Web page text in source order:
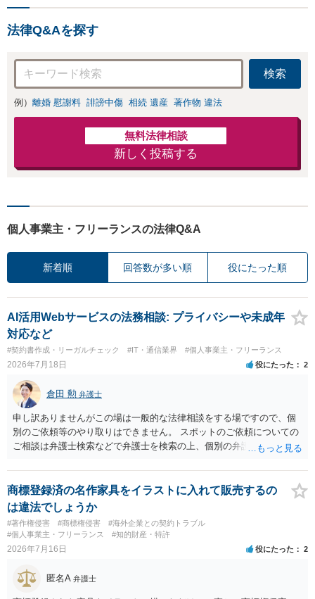
法律Q&Aを探す
検索
例） 離婚 慰謝料 誹謗中傷 相続 遺産 著作物 違法
無料法律相談
新しく投稿する
個人事業主・フリーランスの法律Q&A
新着順 回答数が多い順 役にたった順
AI活用Webサービスの法務相談: プライバシーや未成年
対応など
#契約書作成・リーガルチェック #IT・通信業界 #個人事業主・フリーランス
2026年7月18日 役にたった 2
倉田 勲 弁護士
申し訳ありませんがこの場は一般的な法律相談をする場ですので、個
別のご依頼等のやり取りはできません。 スポットのご依頼についての
ご相談は弁護士検索などで弁護士を検索の上、個別の弁護士にご連絡
商標登録済の名作家具をイラストに入れて販売するの
は違法でしょうか
#著作権侵害 #商標権侵害
#海外企業との契約トラブル
#個人事業主・フリーランス
#知的財産・特許
2026年7月16日 役にたった 2
匿名A 弁護士